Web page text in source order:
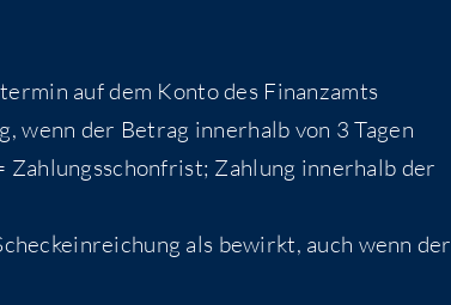
auf dem Konto des Finanzamts
wenn der Betrag innerhalb von 3 Tagen
Zahlungsschonfrist; Zahlung innerhalb der
als bewirkt, auch wenn der